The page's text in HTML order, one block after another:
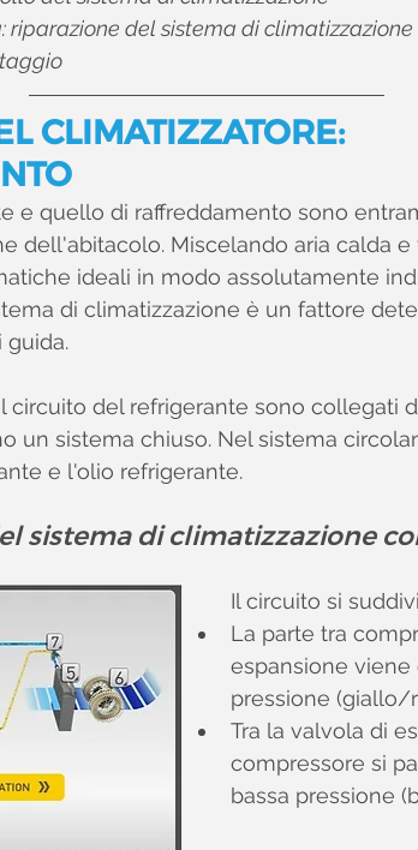
riparazione del sistema di
CLIMATIZZATORE:
e quello di raffreddamento sono
dell'abitacolo. Miscelando aria calda
ideali in modo assolutamente
di climatizzazione è un fattore
guida.
circuito del refrigerante sono collegati
un sistema chiuso. Nel sistema
e l'olio refrigerante.
sistema di climatizzazione
Il circuito si
La parte tra
espansione
pressione (giallo/
Tra la valvola di
compressore si
bassa pressione